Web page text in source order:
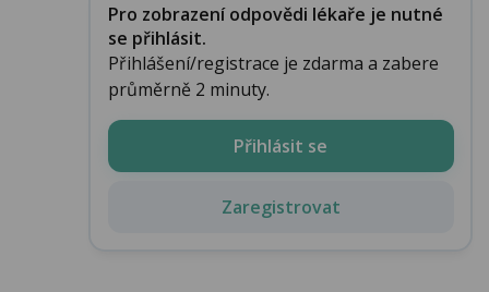
Pro zobrazení odpovědi lékaře je nutné
se přihlásit.
Přihlášení/registrace je zdarma a zabere
průměrně 2 minuty.
Přihlásit se
Zaregistrovat